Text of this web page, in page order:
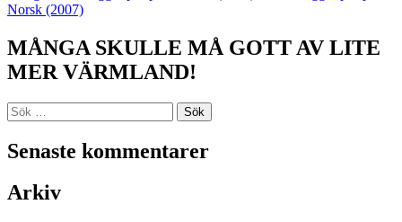
Norsk (2007)
MÅNGA SKULLE MÅ GOTT AV LITE
MER VÄRMLAND!
Sök
efter:
Senaste kommentarer
Arkiv